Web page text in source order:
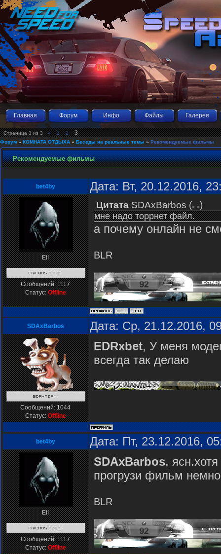
Главная Форум Инфо Файлы Галерея
Страница3из3 « 1 2 3
Форум » КОМНАТА ОТДЫХА » Беседы на реальные темы » Рекомендуемые фильмы
Рекомендуемые фильмы
bet4by Дата: Вт, 20.12.2016,
EII
Сообщений:1117
Статус:Offline
Цитата SDAxBarbos ( )
мне надо торрнет файл.
а почему онлайн не
BLR
SDAxBarbos Дата: Ср, 21.12.2016,
Сообщений:1044
Статус:Offline
EDRxbet, У меня
всегда так делаю
bet4by Дата: Пт, 23.12.2016,
EII
Сообщений:1117
Статус:Offline
SDAxBarbos,
прогрузи фильм
BLR